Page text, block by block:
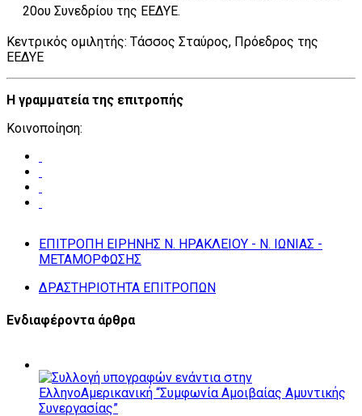
20ου Συνεδρίου της ΕΕΔΥΕ.
Κεντρικός ομιλητής: Τάσσος Σταύρος, Πρόεδρος της
ΕΕΔΥΕ
Η γραμματεία της επιτροπής
Κοινοποίηση:
ΕΠΙΤΡΟΠΗ ΕΙΡΗΝΗΣ Ν. ΗΡΑΚΛΕΙΟΥ - Ν. ΙΩΝΙΑΣ -
ΜΕΤΑΜΟΡΦΩΣΗΣ
ΔΡΑΣΤΗΡΙΟΤΗΤΑ ΕΠΙΤΡΟΠΩΝ
Ενδιαφέροντα άρθρα